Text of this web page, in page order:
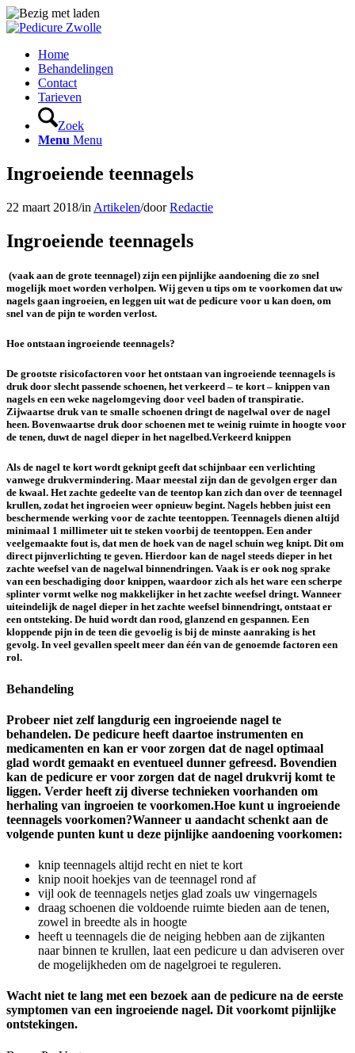
Home
Behandelingen
Contact
Tarieven
Zoek
Menu Menu
Ingroeiende teennagels
22 maart 2018/in Artikelen/doorRedactie
Ingroeiende teennagels
(vaak aan de grote teennagel) zijn een pijnlijke aandoening die zo snel
mogelijk moet worden verholpen. Wij geven u tips om te voorkomen dat uw
nagels gaan ingroeien, en leggen uit wat de pedicure voor u kan doen, om
snel van de pijn te worden verlost.
Hoe ontstaan ingroeiende teennagels?
De grootste risicofactoren voor het ontstaan van ingroeiende teennagels is
druk door slecht passende schoenen, het verkeerd – te kort – knippen van
nagels en een weke nagelomgeving door veel baden of transpiratie.
Zijwaartse druk van te smalle schoenen dringt de nagelwal over de nagel
heen. Bovenwaartse druk door schoenen met te weinig ruimte in hoogte voor
de tenen, duwt de nagel dieper in het nagelbed.Verkeerd knippen
Als de nagel te kort wordt geknipt geeft dat schijnbaar een verlichting
vanwege drukvermindering. Maar meestal zijn dan de gevolgen erger dan
de kwaal. Het zachte gedeelte van de teentop kan zich dan over de teennagel
krullen, zodat het ingroeien weer opnieuw begint. Nagels hebben juist een
beschermende werking voor de zachte teentoppen. Teennagels dienen altijd
minimaal 1 millimeter uit te steken voorbij de teentoppen. Een ander
veelgemaakte fout is, dat men de hoek van de nagel schuin weg knipt. Dit om
direct pijnverlichting te geven. Hierdoor kan de nagel steeds dieper in het
zachte weefsel van de nagelwal binnendringen. Vaak is er ook nog sprake
van een beschadiging door knippen, waardoor zich als het ware een scherpe
splinter vormt welke nog makkelijker in het zachte weefsel dringt. Wanneer
uiteindelijk de nagel dieper in het zachte weefsel binnendringt, ontstaat er
een ontsteking. De huid wordt dan rood, glanzend en gespannen. Een
kloppende pijn in de teen die gevoelig is bij de minste aanraking is het
gevolg. In veel gevallen speelt meer dan één van de genoemde factoren een
rol.
Behandeling
Probeer niet zelf langdurig een ingroeiende nagel te
behandelen. De pedicure heeft daartoe instrumenten en
medicamenten en kan er voor zorgen dat de nagel optimaal
glad wordt gemaakt en eventueel dunner gefreesd. Bovendien
kan de pedicure er voor zorgen dat de nagel drukvrij komt te
liggen. Verder heeft zij diverse technieken voorhanden om
herhaling van ingroeien te voorkomen.Hoe kunt u ingroeiende
teennagels voorkomen?Wanneer u aandacht schenkt aan de
volgende punten kunt u deze pijnlijke aandoening voorkomen:
knip teennagels altijd recht en niet te kort
knip nooit hoekjes van de teennagel rond af
vijl ook de teennagels netjes glad zoals uw vingernagels
draag schoenen die voldoende ruimte bieden aan de tenen,
zowel in breedte als in hoogte
heeft u teennagels die de neiging hebben aan de zijkanten
naar binnen te krullen, laat een pedicure u dan adviseren over
de mogelijkheden om de nagelgroei te reguleren.
Wacht niet te lang met een bezoek aan de pedicure na de eerste
symptomen van een ingroeiende nagel. Dit voorkomt pijnlijke
ontstekingen.